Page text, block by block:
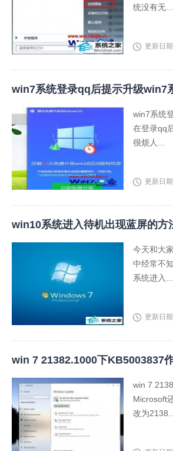
统没有无...
更新日
win7系统登录qq后提示升级win7
win7系统
在登录qq
很烦人...
更新日
win10系统进入待机出现蓝屏的方
今天和大
中经常不
系统进入...
更新日
win 7 21382.1000下KB5003837
win 7
Microsoft
改为2138...